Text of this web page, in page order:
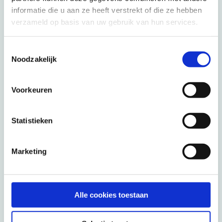
informatie die u aan ze heeft verstrekt of die ze hebben
verzameld op basis van uw gebruik van hun services.
Noodzakelijk
Voorkeuren
Statistieken
Marketing
Alle cookies toestaan
088 3100 500